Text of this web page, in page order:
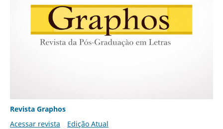
Revista Graphos
Acessar revista
Edição Atual